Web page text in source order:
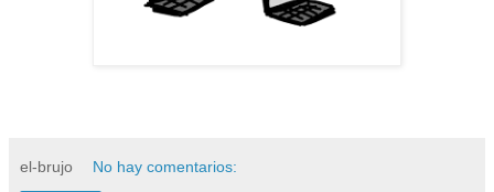
el-brujo No hay comentarios: